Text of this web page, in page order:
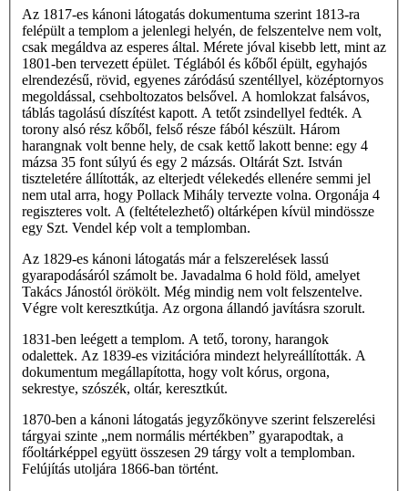
Az 1817-es kánoni látogatás dokumentuma szerint 1813-ra
felépült a templom a jelenlegi helyén, de felszentelve nem volt,
csak megáldva az esperes által. Mérete jóval kisebb lett, mint az
1801-ben tervezett épület. Téglából és kőből épült, egyhajós
elrendezésű, rövid, egyenes záródású szentéllyel, középtornyos
megoldással, csehboltozatos belsővel. A homlokzat falsávos,
táblás tagolású díszítést kapott. A tetőt zsindellyel fedték. A
torony alsó rész kőből, felső része fából készült. Három
harangnak volt benne hely, de csak kettő lakott benne: egy 4
mázsa 35 font súlyú és egy 2 mázsás. Oltárát Szt. István
tiszteletére állították, az elterjedt vélekedés ellenére semmi jel
nem utal arra, hogy Pollack Mihály tervezte volna. Orgonája 4
regiszteres volt. A (feltételezhető) oltárképen kívül mindössze
egy Szt. Vendel kép volt a templomban.
Az 1829-es kánoni látogatás már a felszerelések lassú
gyarapodásáról számolt be. Javadalma 6 hold föld, amelyet
Takács Jánostól örökölt. Még mindig nem volt felszentelve.
Végre volt keresztkútja. Az orgona állandó javításra szorult.
1831-ben leégett a templom. A tető, torony, harangok
odalettek. Az 1839-es vizitációra mindezt helyreállították. A
dokumentum megállapította, hogy volt kórus, orgona,
sekrestye, szószék, oltár, keresztkút.
1870-ben a kánoni látogatás jegyzőkönyve szerint felszerelési
tárgyai szinte „nem normális mértékben” gyarapodtak, a
főoltárképpel együtt összesen 29 tárgy volt a templomban.
Felújítás utoljára 1866-ban történt.